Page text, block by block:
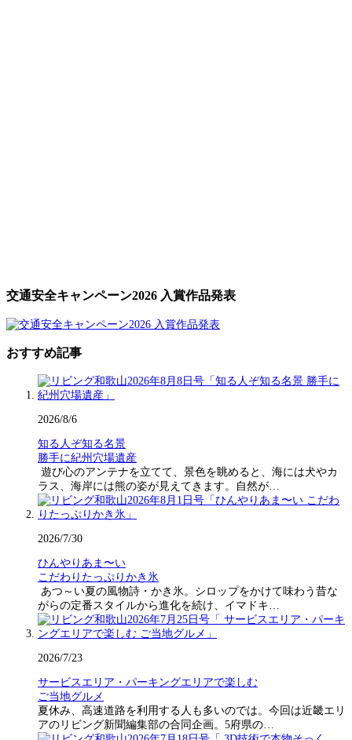
交通安全キャンペーン2026 入賞作品発表
おすすめ記事
2026/8/6
知る人ぞ知る名景
勝手に紀州穴場遺産
遊び心のアンテナを立てて、景色を眺めると、海には犬やカ
ラス、海岸には熊の姿が見えてきます。自然が…
2026/7/30
ひんやりあま〜い
こだわりたっぷりかき氷
あつ～い夏の風物詩・かき氷。シロップをかけて味わう昔な
がらの定番スタイルから進化を続け、イマドキ…
2026/7/23
サービスエリア・パーキングエリアで楽しむ
ご当地グルメ
夏休み、高速道路を利用する人も多いのでは。今回は近畿エリ
アのリビング新聞編集部の合同企画。5府県の…